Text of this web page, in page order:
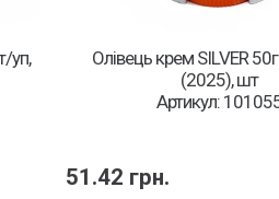
уп,
Олівець крем SILVER
(2025), шт
Артикул:
51.42 грн.